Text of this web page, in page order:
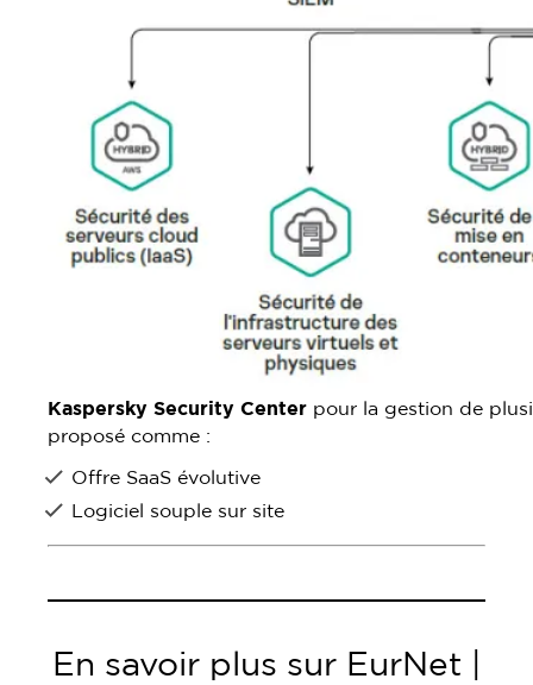
Kaspersky Security Center pour la gestion de
proposé comme :
Offre SaaS évolutive
Logiciel souple sur site
En savoir plus sur EurNet |